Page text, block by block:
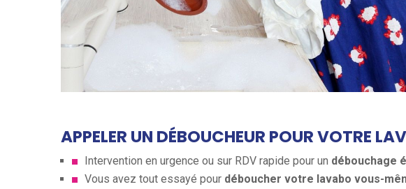
APPELER UN DÉBOUCHEUR POUR VOTRE
Intervention en urgence ou sur RDV rapide pour un débouchage
Vous avez tout essayé pour déboucher votre lavabo vous-